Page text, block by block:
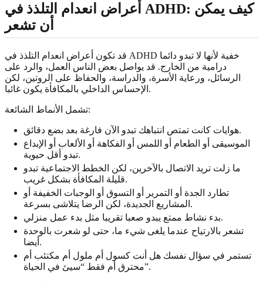
أعراض انعدام التلذذ في ADHD: كيف يمكن
أن تشعر
قد تكون أعراض انعدام التلذذ في ADHD خفية لأنها لا تبدو دائما
درامية من الخارج. قد يواصل بعض الناس العمل، والرد على
الرسائل، ورعاية الأسرة، والدراسة، والحفاظ على الروتين، لكن
الإحساس الداخلي بالمكافأة يكون غائبا.
تشمل الأنماط الشائعة:
هوايات كانت تمتص انتباهك تبدو الآن فارغة بعد بضع دقائق.
الموسيقى أو الطعام أو اللمس أو الفكاهة أو الألعاب أو الإبداع
تبدو أقل حيوية.
ما زلت تريد الاتصال بالآخرين، لكن الخطط الاجتماعية تبدو
قليلة المكافأة بشكل غريب.
تطارد الجدة أو التمرير أو التسوق أو الوجبات الخفيفة أو
المشاريع الجديدة، لكن الرضا يتلاشى بسرعة.
بدء نشاط ممتع يبدو صعبا تقريبا مثل بدء عمل منزلي.
تشعر بالارتياح عندما يلغى شيء ما، حتى لو شعرت بالوحدة
أيضا.
تستمر في سؤال نفسك هل أنت كسول أم ملول أم مكتئب أم
محترق أم فقط “سيئ في الحياة”.